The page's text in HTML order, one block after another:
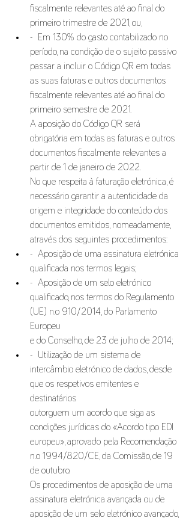
fiscalmente relevantes até ao final do
primeiro trimestre de 2021, ou,
-  Em 130% do gasto contabilizado no
período, na condição de o sujeito passivo
passar a incluir o Código QR em todas
as suas faturas e outros documentos
fiscalmente relevantes até ao final do
primeiro semestre de 2021.
A aposição do Código QR será
obrigatória em todas as faturas e outros
documentos fiscalmente relevantes a
partir de 1 de janeiro de 2022.
No que respeita à faturação eletrónica, é
necessário garantir a autenticidade da
origem e integridade do conteúdo dos
documentos emitidos, nomeadamente,
através dos seguintes procedimentos:
-  Aposição de uma assinatura eletrónica
qualificada nos termos legais;
-  Aposição de um selo eletrónico
qualificado, nos termos do Regulamento
(UE) n.o 910/2014, do Parlamento
Europeu
e do Conselho, de 23 de julho de 2014;
-  Utilização de um sistema de
intercâmbio eletrónico de dados, desde
que os respetivos emitentes e
destinatários
outorguem um acordo que siga as
condições jurídicas do «Acordo tipo EDI
europeu», aprovado pela Recomendação
n.o 1994/820/CE, da Comissão, de 19
de outubro.
Os procedimentos de aposição de uma
assinatura eletrónica avançada ou de
aposição de um selo eletrónico avançado,